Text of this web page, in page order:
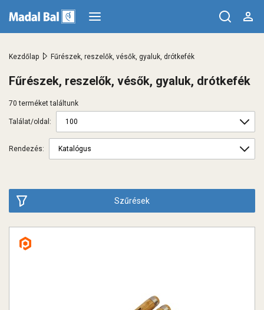
Kezdőlap > Fűrészek, reszelők, vésők, gyaluk, drótkefék
Fűrészek, reszelők, vésők, gyaluk, drótkefék
Rendezés:
70 terméket találtunk
Találat/oldal:
Szűrések